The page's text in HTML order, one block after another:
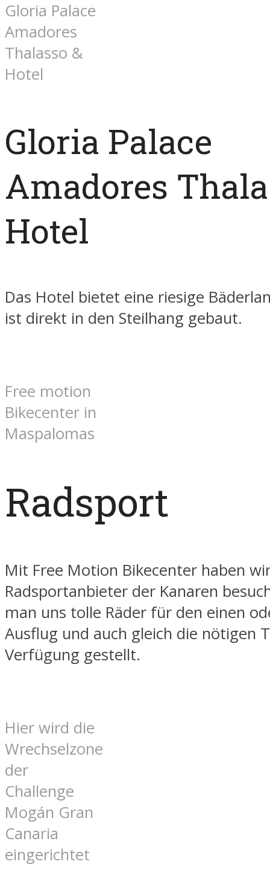
Gloria Palace
Amadores
Thalasso &
Hotel
Gloria Palace
Amadores
Hotel
Das Hotel bietet eine riesige
ist direkt in den Steilhang gebaut.
Free motion
Bikecenter in
Maspalomas
Radsport
Mit Free Motion Bikecenter haben
Radsportanbieter der Kanaren
man uns tolle Räder für den einen
Ausflug und auch gleich die nötigen
Verfügung gestellt.
Hier wird die
Wrechselzone
der
Challenge
Mogán Gran
Canaria
eingerichtet